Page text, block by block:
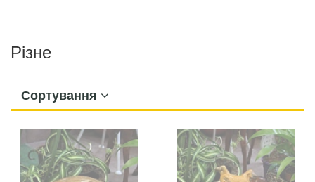
Різне
Сортування